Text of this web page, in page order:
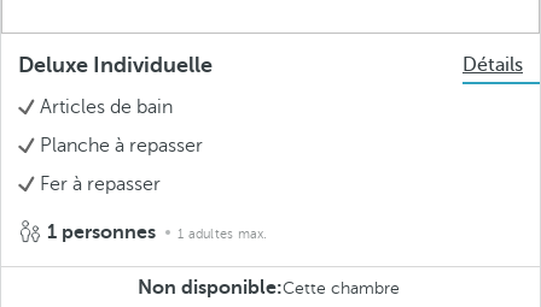
Deluxe Individuelle
Détails
Articles de bain
Planche à repasser
Fer à repasser
1 personnes 1 adultes max.
Non disponible:Cette chambre